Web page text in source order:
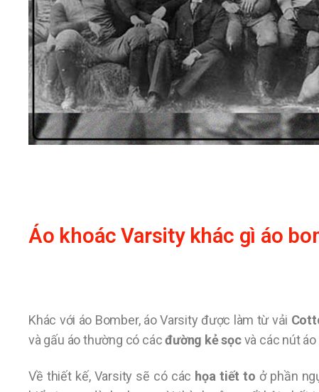
Áo khoác Varsity khác gì áo
Khác với áo Bomber, áo Varsity được làm từ vải
và gấu áo thường có cácđường kẻ sọcvà các nút áo
Về thiết kế, Varsity sẽ có các họa tiết to ở phần